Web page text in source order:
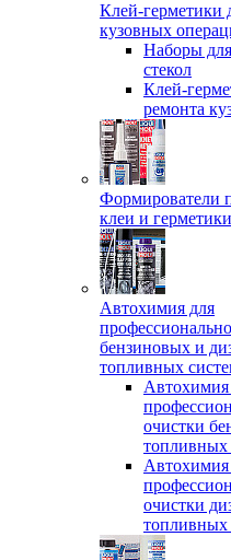
Клей-герметики
кузовных
Наборы
стекол
Клей-
ремонта
Формирователи
клеи и герметики
Автохимия для
бензиновых и
топливных
Автохимия
очистки
топливных
Автохимия
очистки
топливных